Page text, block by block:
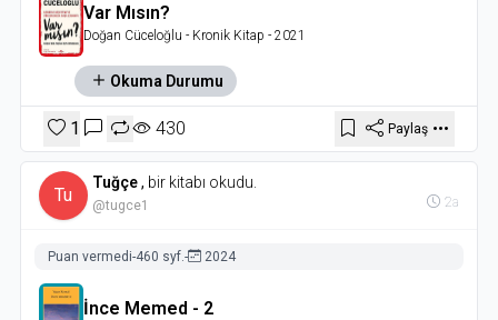
Var Mısın?
Doğan Cüceloğlu - Kronik Kitap - 2021
Okuma Durumu
1 430 Paylaş
Tu
Tuğçe, bir kitabı okudu.
@tugce1 2a
Puan vermedi-460 syf.- 2024
İnce Memed - 2